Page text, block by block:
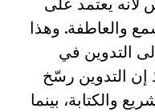
والعاطفة. وهذا
التدوين في
إن التدوين رسّخ
والكتابة، بينما